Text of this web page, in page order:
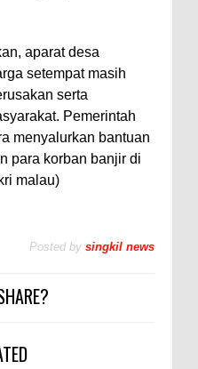
aparat desa
setempat masih
serta
Pemerintah
menyalurkan bantuan
para korban banjir di
malau)
Posted by singkil news